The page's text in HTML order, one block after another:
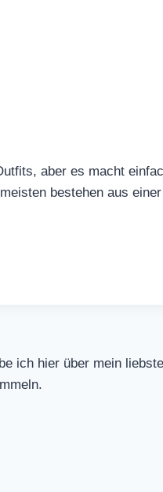
aber es macht
bestehen aus
ich hier über mein